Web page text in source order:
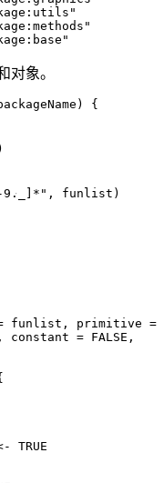
对象。
{
funlist)
funlist, primitive
constant = FALSE,
TRUE